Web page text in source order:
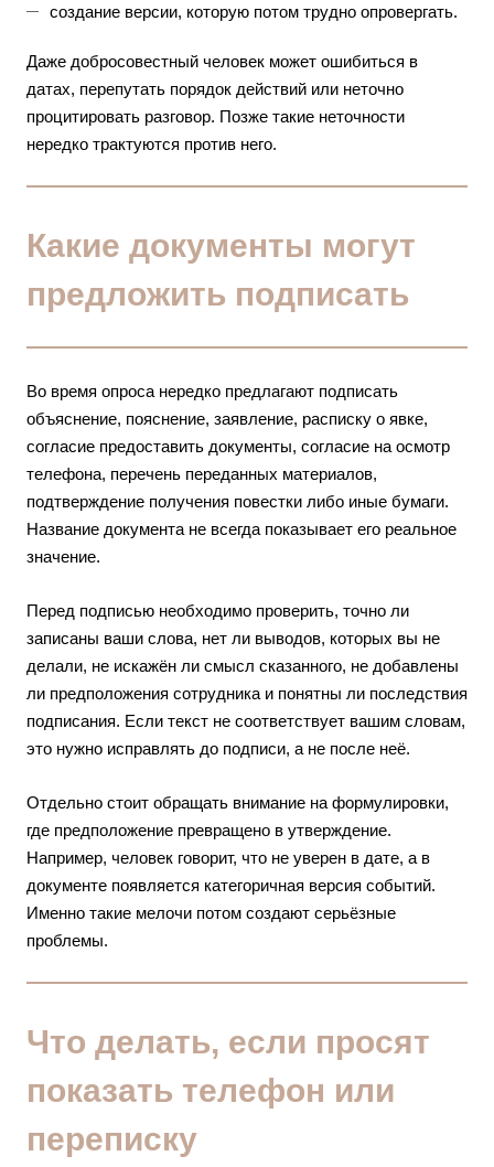
создание версии, которую потом трудно опровергать.
Даже добросовестный человек может ошибиться в
датах, перепутать порядок действий или неточно
процитировать разговор. Позже такие неточности
нередко трактуются против него.
Какие документы могут
предложить подписать
Во время опроса нередко предлагают подписать
объяснение, пояснение, заявление, расписку о явке,
согласие предоставить документы, согласие на осмотр
телефона, перечень переданных материалов,
подтверждение получения повестки либо иные бумаги.
Название документа не всегда показывает его реальное
значение.
Перед подписью необходимо проверить, точно ли
записаны ваши слова, нет ли выводов, которых вы не
делали, не искажён ли смысл сказанного, не добавлены
ли предположения сотрудника и понятны ли последствия
подписания. Если текст не соответствует вашим словам,
это нужно исправлять до подписи, а не после неё.
Отдельно стоит обращать внимание на формулировки,
где предположение превращено в утверждение.
Например, человек говорит, что не уверен в дате, а в
документе появляется категоричная версия событий.
Именно такие мелочи потом создают серьёзные
проблемы.
Что делать, если просят
показать телефон или
переписку